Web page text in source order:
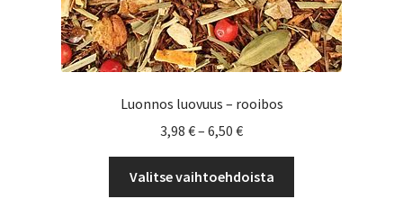
Luonnos luovuus – rooibos
3,98 €– 6,50 €Hintaluokka:
3,98 €
-
Valitse vaihtoehdoista